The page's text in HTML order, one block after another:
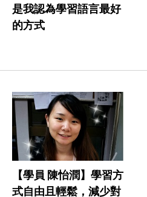
是我認為學習語言最好
的方式
【學員 陳怡潤】學習方
式自由且輕鬆，減少對